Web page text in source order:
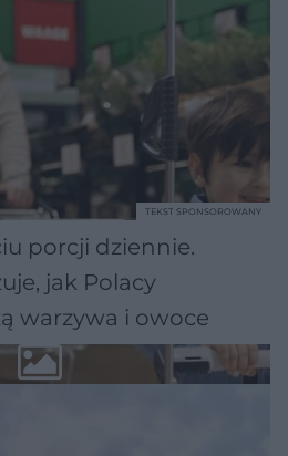
porcji dziennie.
jak Polacy
warzywa i owoce
TEKST SPONSOROWANY